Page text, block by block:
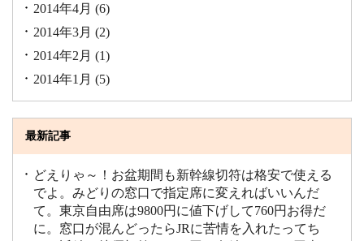
2014年4月 (6)
2014年3月 (2)
2014年2月 (1)
2014年1月 (5)
最新記事
どえりゃ～！お盆期間も新幹線切符は格安で使える
でよ。みどりの窓口で指定席に変えればいいんだ
て。東京自由席は9800円に値下げして760円お得だ
に。窓口が混んどったらJRに苦情を入れたってち